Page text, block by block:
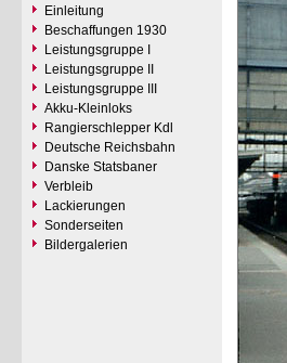
Einleitung
Beschaffungen 1930
Leistungsgruppe I
Leistungsgruppe II
Leistungsgruppe III
Akku-Kleinloks
Rangierschlepper Kdl
Deutsche Reichsbahn
Danske Statsbaner
Verbleib
Lackierungen
Sonderseiten
Bildergalerien